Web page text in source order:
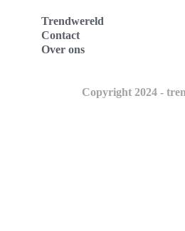
Trendwereld
Contact
Over ons
Copyright 2024 -